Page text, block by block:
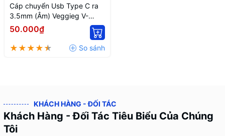
Cáp chuyển Usb Type C ra
3.5mm (Âm) Veggieg V-
S103 0,15m
50.000₫
KHÁCH HÀNG - ĐỐI TÁC
Khách Hàng - Đối Tác Tiêu Biểu Của Chúng
Tôi